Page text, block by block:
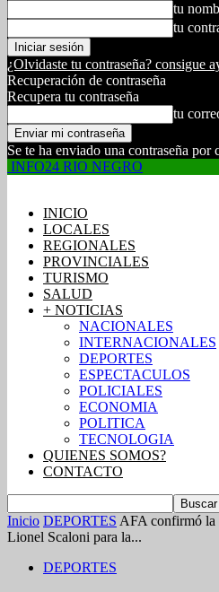
tu
tu
¿Olvidaste tu contraseña? consigue
Recuperación de contraseña
Recupera tu contraseña
tu
Se te ha enviado una contraseña por
INFO24 RIO NEGRO
INICIO
LOCALES
REGIONALES
PROVINCIALES
TURISMO
SALUD
+ NOTICIAS
NACIONALES
INTERNACIONALES
DEPORTES
ESPECTACULOS
POLICIALES
ECONOMIA
POLITICA
TECNOLOGIA
QUIENES SOMOS?
CONTACTO
Inicio DEPORTES AFA confirmó la
Lionel Scaloni para la...
DEPORTES